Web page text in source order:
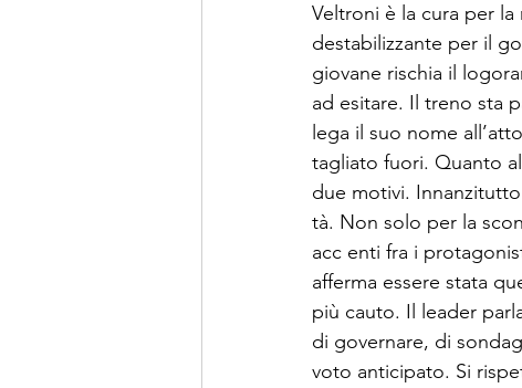
Veltroni è la cura per
destabilizzante per il
giovane rischia il
ad esitare. Il tre­no sta
lega il suo no­me
tagliato fuori. Quanto
due motivi.
tà. Non solo per la
acc enti fra i
afferma essere stata
più cauto. Il leader
di governare, di
voto antici­pato. Si